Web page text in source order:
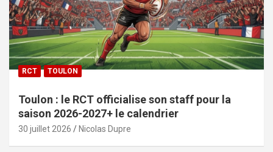
RCT TOULON
Toulon : le RCT officialise son staff pour la
saison 2026-2027+ le calendrier
30 juillet 2026 Nicolas Dupre